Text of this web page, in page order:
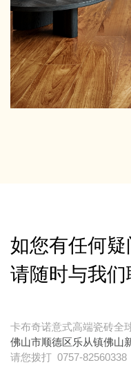
如您有任何疑
请随时与我
卡布奇诺意式高端瓷砖全
佛山市顺德区乐从镇佛山
请您拨打 0757-82560338